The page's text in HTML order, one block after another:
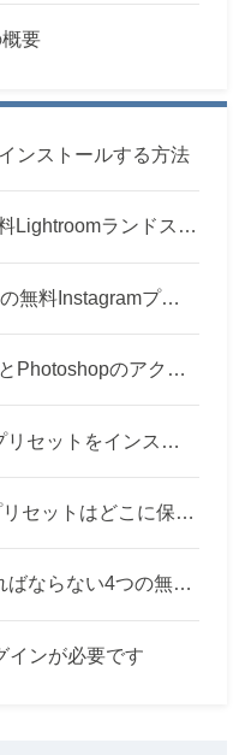
要
ンストールする方法
2022年の35の最高の無料Lightroomランドスケーププリセット
Lightroom用の10の最高の無料Instagramプリセット
LightroomのプリセットとPhotoshopのアクション：どちらが良いですか？
LightroomCCモバイルプリセットをインストールする方法
ヘルプ！ Lightroomのプリセットはどこに保存されますか？
あなたが持っていなければならない4つの無料の3Dアニメーションソフトウェア
インが必要です